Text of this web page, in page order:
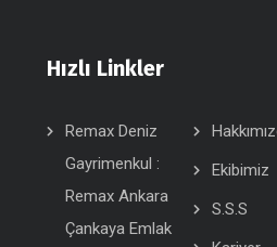
Hızlı Linkler
Remax Deniz
Gayrimenkul :
Remax Ankara
Çankaya Emlak
Ekibimiz
S.S.S